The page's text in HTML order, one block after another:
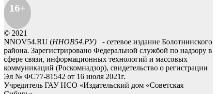
16+
© 2021
NNOV54.RU (ННОВ54.РУ) - сетевое издание Болотнинского
района. Зарегистрировано Федеральной службой по надзору в
сфере связи, информационных технологий и массовых
коммуникаций (Роскомнадзор), свидетельство о регистрации
Эл № ФС77-81542 от 16 июля 2021г.
Учредитель ГАУ НСО «Издательский дом «Советская